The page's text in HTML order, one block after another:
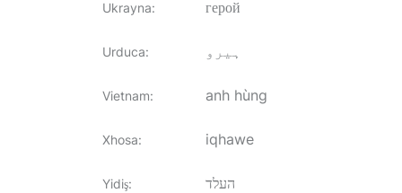
Ukrayna: герой
Urduca: ہیرو
Vietnam: anh hùng
Xhosa: iqhawe
Yidiş: העלד